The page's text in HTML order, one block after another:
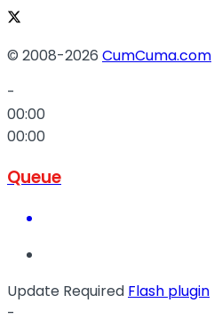
© 2008-2026 CumCuma.com
-
00:00
00:00
Queue
Update Required Flash plugin
-